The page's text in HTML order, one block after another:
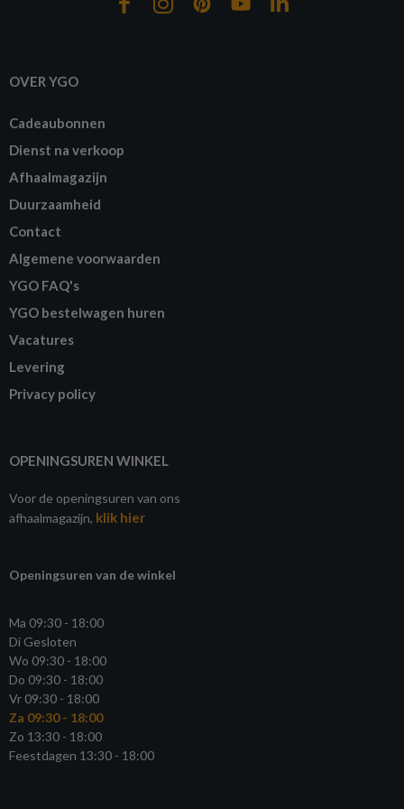
OVER YGO
Cadeaubonnen
Dienst na verkoop
Afhaalmagazijn
Duurzaamheid
Contact
Algemene voorwaarden
YGO FAQ's
YGO bestelwagen huren
Vacatures
Levering
Privacy policy
OPENINGSUREN WINKEL
Voor de openingsuren van ons
afhaalmagazijn, klik hier
Openingsuren van de winkel
Ma 09:30 - 18:00
Di Gesloten
Wo 09:30 - 18:00
Do 09:30 - 18:00
Vr 09:30 - 18:00
Za 09:30 - 18:00
Zo 13:30 - 18:00
Feestdagen 13:30 - 18:00